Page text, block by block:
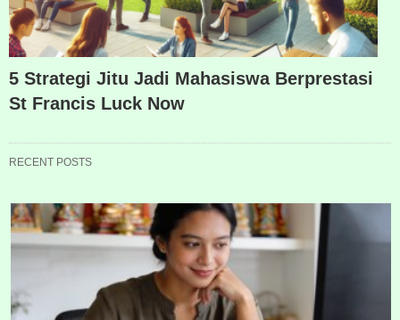
5 Strategi Jitu Jadi Mahasiswa Berprestasi
St Francis Luck Now
RECENT POSTS